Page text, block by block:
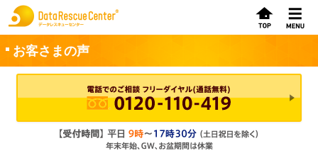
お客さまの声
お申込方法
お問合せ